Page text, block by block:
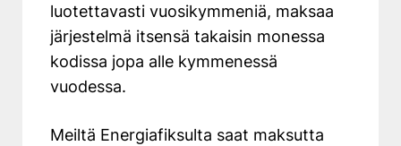
luotettavasti vuosikymmeniä, maksaa
järjestelmä itsensä takaisin monessa
kodissa jopa alle kymmenessä
vuodessa.
Meiltä Energiafiksulta saat maksutta